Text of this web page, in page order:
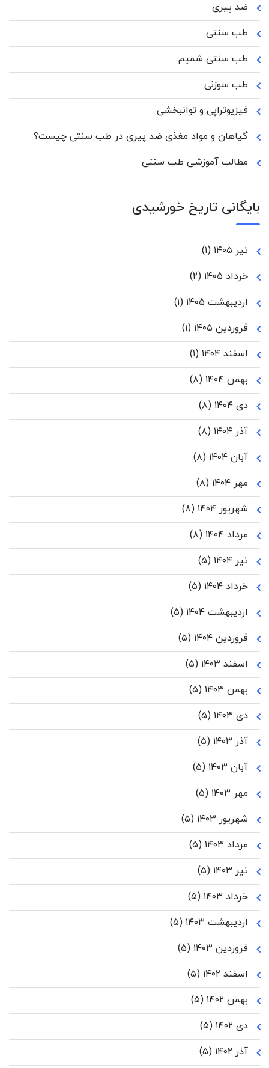
ضد پیری
طب سنتی
طب سنتی شمیم
طب سوزنی
فیزیوتراپی و توانبخشی
گیاهان و مواد مغذی ضد پیری در طب سنتی چیست؟
مطالب آموزشی طب سنتی
بایگانی تاریخ خورشیدی
تیر ۱۴۰۵
(۱)
خرداد ۱۴۰۵
(۲)
اردیبهشت ۱۴۰۵
(۱)
فروردین ۱۴۰۵
(۱)
اسفند ۱۴۰۴
(۱)
بهمن ۱۴۰۴
(۸)
دی ۱۴۰۴
(۸)
آذر ۱۴۰۴
(۸)
آبان ۱۴۰۴
(۸)
مهر ۱۴۰۴
(۸)
شهریور ۱۴۰۴
(۸)
مرداد ۱۴۰۴
(۸)
تیر ۱۴۰۴
(۵)
خرداد ۱۴۰۴
(۵)
اردیبهشت ۱۴۰۴
(۵)
فروردین ۱۴۰۴
(۵)
اسفند ۱۴۰۳
(۵)
بهمن ۱۴۰۳
(۵)
دی ۱۴۰۳
(۵)
آذر ۱۴۰۳
(۵)
آبان ۱۴۰۳
(۵)
مهر ۱۴۰۳
(۵)
شهریور ۱۴۰۳
(۵)
مرداد ۱۴۰۳
(۵)
تیر ۱۴۰۳
(۵)
خرداد ۱۴۰۳
(۵)
اردیبهشت ۱۴۰۳
(۵)
فروردین ۱۴۰۳
(۵)
اسفند ۱۴۰۲
(۵)
بهمن ۱۴۰۲
(۵)
دی ۱۴۰۲
(۵)
آذر ۱۴۰۲
(۵)